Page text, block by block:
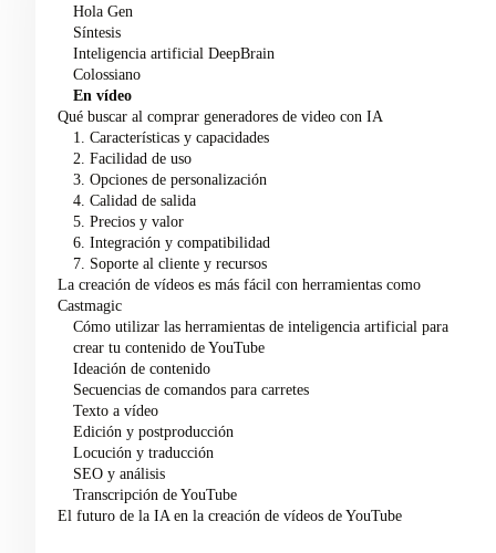
Hola Gen
Síntesis
Inteligencia artificial DeepBrain
Colossiano
En vídeo
Qué buscar al comprar generadores de video con IA
1. Características y capacidades
2. Facilidad de uso
3. Opciones de personalización
4. Calidad de salida
5. Precios y valor
6. Integración y compatibilidad
7. Soporte al cliente y recursos
La creación de vídeos es más fácil con herramientas como
Castmagic
Cómo utilizar las herramientas de inteligencia artificial para
crear tu contenido de YouTube
Ideación de contenido
Secuencias de comandos para carretes
Texto a vídeo
Edición y postproducción
Locución y traducción
SEO y análisis
Transcripción de YouTube
El futuro de la IA en la creación de vídeos de YouTube